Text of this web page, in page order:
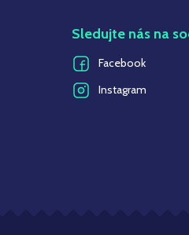
Sledujte nás na
Facebook
Instagram